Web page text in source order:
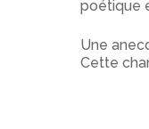
poétique
Une
Cette